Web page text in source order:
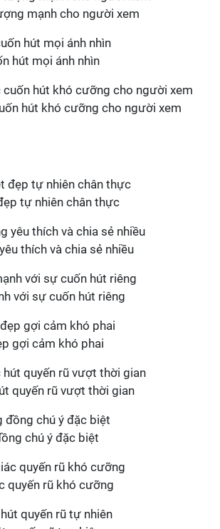
mạnh cho người xem
hút mọi ánh nhìn
hút khó cưỡng cho người xem
tự nhiên chân thực
thích và chia sẻ nhiều
với sự cuốn hút riêng
gợi cảm khó phai
quyến rũ vượt thời gian
chú ý đặc biệt
quyến rũ khó cưỡng